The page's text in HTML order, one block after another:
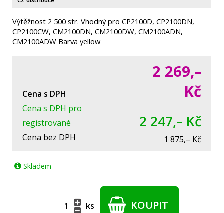
Výtěžnost 2 500 str. Vhodný pro CP2100D, CP2100DN,
CP2100CW, CM2100DN, CM2100DW, CM2100ADN,
CM2100ADW Barva yellow
Cena s DPH
2 269,–
Kč
Cena s DPH pro
registrované
2 247,– Kč
Cena bez DPH 1 875,– Kč
Skladem
ks KOUPIT